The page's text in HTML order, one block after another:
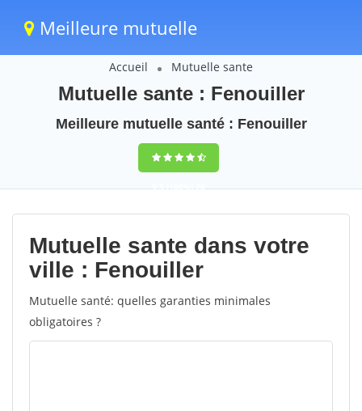
Meilleure mutuelle
Accueil Mutuelle sante
Mutuelle sante : Fenouiller
Meilleure mutuelle santé : Fenouiller
9,5(100%)26
votes
Mutuelle sante dans votre
ville : Fenouiller
Mutuelle santé: quelles garanties minimales
obligatoires ?